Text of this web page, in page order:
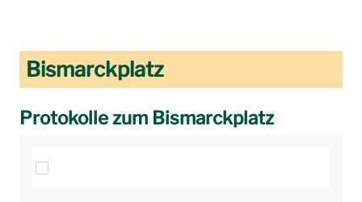
Bismarckplatz
Protokolle zum Bismarckplatz
Elemente auswählen